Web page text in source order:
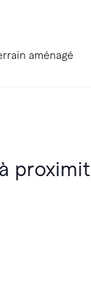
aménagé